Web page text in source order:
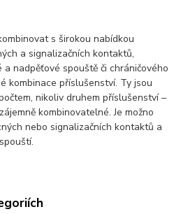
s širokou nabídkou
a signalizačních kontaktů,
nadpěťové spouště či chráničového
kombinace příslušenství. Ty jsou
nikoliv druhem příslušenství –
kombinovatelné. Je možno
nebo signalizačních kontaktů a